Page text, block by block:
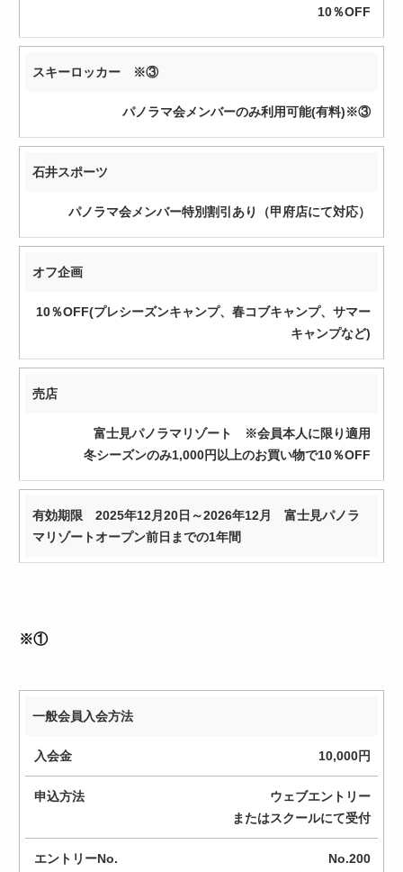
10％OFF
スキーロッカー ※③
パノラマ会メンバーのみ利用可能(有料)※③
石井スポーツ
パノラマ会メンバー特別割引あり（甲府店にて対応）
オフ企画
10％OFF(プレシーズンキャンプ、春コブキャンプ、サマー
キャンプなど)
売店
富士見パノラマリゾート ※会員本人に限り適用
冬シーズンのみ1,000円以上のお買い物で10％OFF
有効期限 2025年12月20日～2026年12月 富士見パノラ
マリゾートオープン前日までの1年間
※①
会
金
込
方
一般会員入会方法
10,000円
ウェブエントリー
またはスクールにて受付
No.200